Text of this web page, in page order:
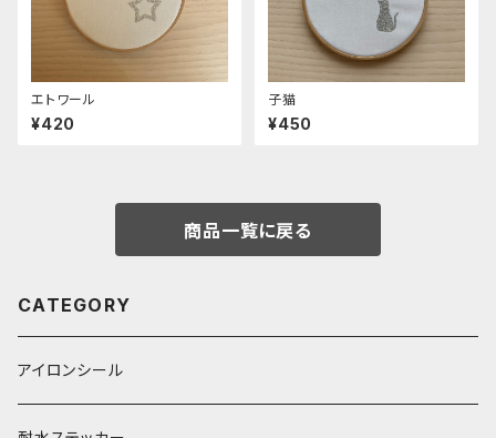
エトワール
¥420
子猫
¥450
商品一覧に戻る
CATEGORY
アイロンシール